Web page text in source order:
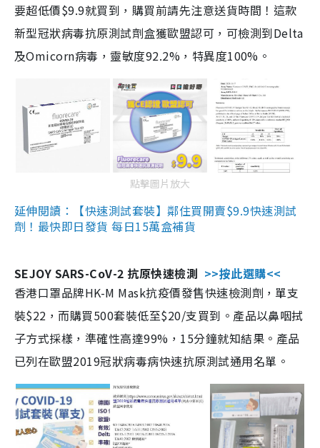
要超低價$9.9就買到，購買前請先注意送貨時間！這款
新型冠狀病毒抗原測試劑盒獲歐盟認可，可檢測到Delta
及Omicorn病毒，靈敏度92.2%，特異度100%。
點擊圖片放大
延伸閱讀：【快速測試套裝】鄰住買開賣$9.9快速測試
劑！最快即日發貨 每日15萬盒補貨
SEJOY SARS-CoV-2 抗原快速檢測 >>按此選購<<
香港口罩品牌HK-M Mask抗疫價發售快速檢測劑，單支
裝$22，而購買500套裝低至$20/支買到。產品以鼻咽拭
子方式採樣，準確性高達99%，15分鐘就知結果。產品
已列在歐盟2019冠狀病毒病快速抗原測試通用名單。